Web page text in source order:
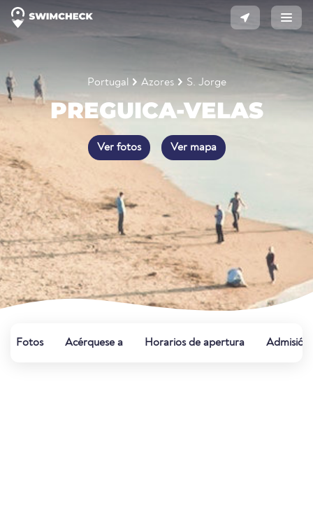
Portugal Azores S. Jorge
PREGUICA-VELAS
Ver fotos Ver mapa
Fotos Acérquese a Horarios de apertura Admisión